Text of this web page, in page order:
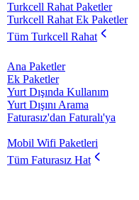
Turkcell Rahat Paketler
Turkcell Rahat Ek Paketler
Tüm Turkcell Rahat
Ana Paketler
Ek Paketler
Yurt Dışında Kullanım
Yurt Dışını Arama
Faturasız'dan Faturalı'ya
Mobil Wifi Paketleri
Tüm Faturasız Hat